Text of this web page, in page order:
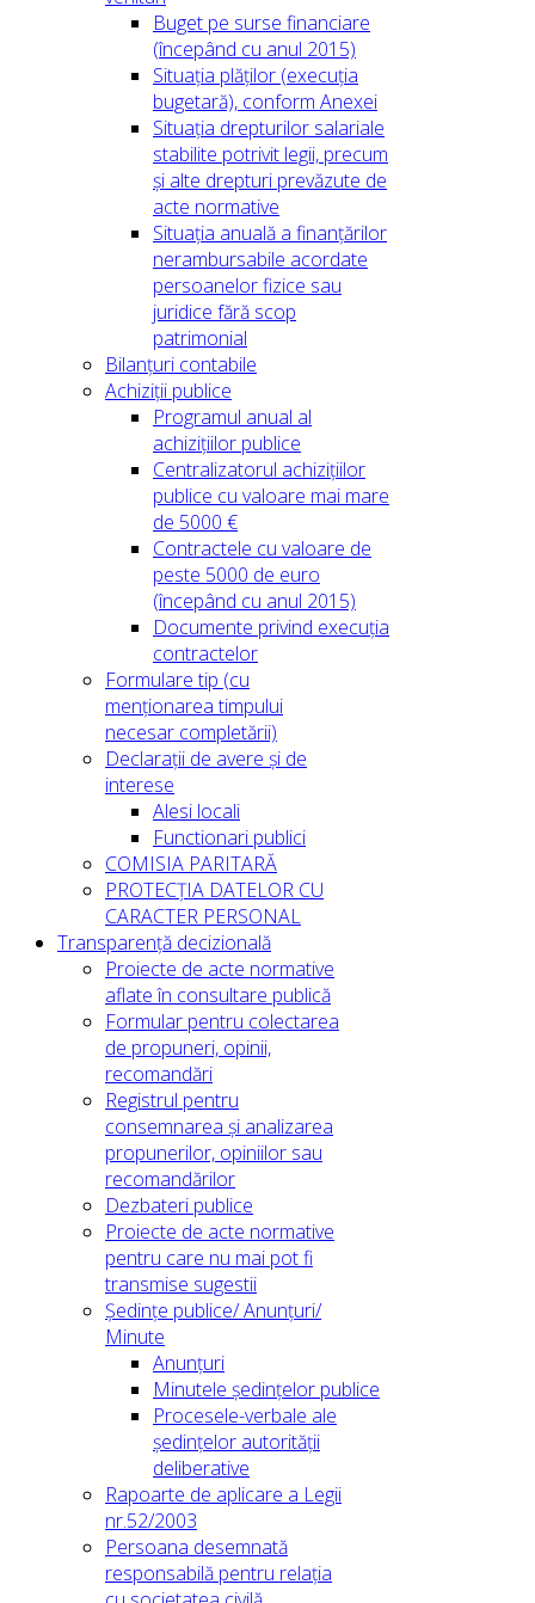
Buget pe surse financiare
(începând cu anul 2015)
Situația plăților (execuția
bugetară), conform Anexei
Situația drepturilor salariale
stabilite potrivit legii, precum
și alte drepturi prevăzute de
acte normative
Situația anuală a finanțărilor
nerambursabile acordate
persoanelor fizice sau
juridice fără scop
patrimonial
Bilanțuri contabile
Achiziții publice
Programul anual al
achizițiilor publice
Centralizatorul achizițiilor
publice cu valoare mai mare
de 5000 €
Contractele cu valoare de
peste 5000 de euro
(începând cu anul 2015)
Documente privind execuția
contractelor
Formulare tip (cu
menționarea timpului
necesar completării)
Declarații de avere și de
interese
Alesi locali
Functionari publici
COMISIA PARITARĂ
PROTECȚIA DATELOR CU
CARACTER PERSONAL
Transparență decizională
Proiecte de acte normative
aflate în consultare publică
Formular pentru colectarea
de propuneri, opinii,
recomandări
Registrul pentru
consemnarea și analizarea
propunerilor, opiniilor sau
recomandărilor
Dezbateri publice
Proiecte de acte normative
pentru care nu mai pot fi
transmise sugestii
Ședințe publice/ Anunțuri/
Minute
Anunțuri
Minutele ședințelor publice
Procesele-verbale ale
ședințelor autorității
deliberative
Rapoarte de aplicare a Legii
nr.52/2003
Persoana desemnată
responsabilă pentru relația